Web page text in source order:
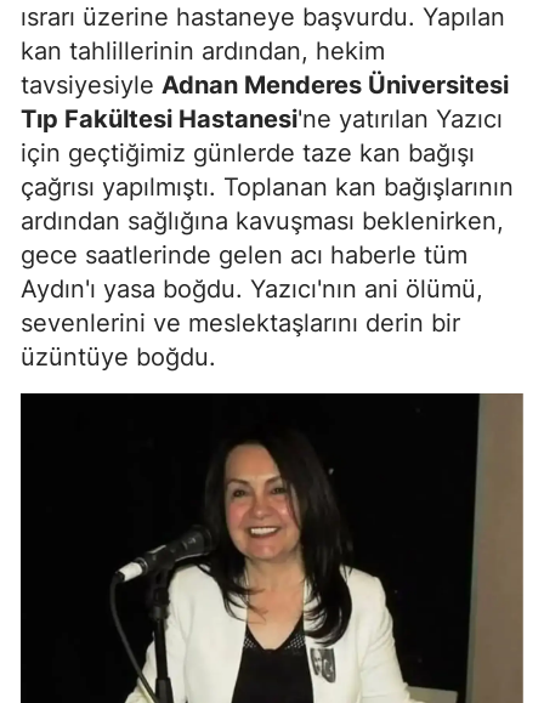
ısrarı üzerine hastaneye başvurdu. Yapılan
kan tahlillerinin ardından, hekim
tavsiyesiyle Adnan Menderes Üniversitesi
Tıp Fakültesi Hastanesi'ne yatırılan Yazıcı
için geçtiğimiz günlerde taze kan bağışı
çağrısı yapılmıştı. Toplanan kan bağışlarının
ardından sağlığına kavuşması beklenirken,
gece saatlerinde gelen acı haberle tüm
Aydın'ı yasa boğdu. Yazıcı'nın ani ölümü,
sevenlerini ve meslektaşlarını derin bir
üzüntüye boğdu.